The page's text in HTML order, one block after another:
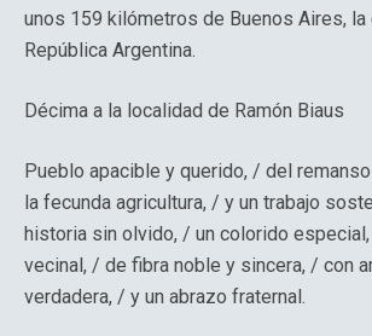
unos 159 kilómetros de Buenos Aires, la
República Argentina.
Décima a la localidad de Ramón Biaus
Pueblo apacible y querido, / del
la fecunda agricultura, / y un trabajo
historia sin olvido, / un colorido
vecinal, / de fibra noble y sincera, / con
verdadera, / y un abrazo fraternal.